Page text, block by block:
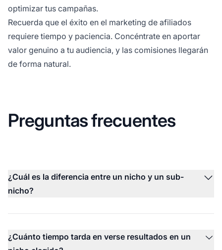
optimizar tus campañas.
Recuerda que el éxito en el marketing de afiliados
requiere tiempo y paciencia. Concéntrate en aportar
valor genuino a tu audiencia, y las comisiones llegarán
de forma natural.
Preguntas frecuentes
¿Cuál es la diferencia entre un nicho y un sub-
nicho?
¿Cuánto tiempo tarda en verse resultados en un